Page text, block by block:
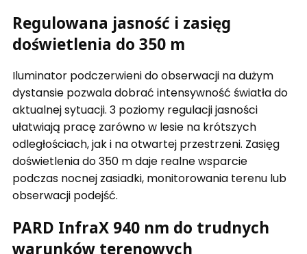
Regulowana jasność i zasięg
doświetlenia do 350 m
Iluminator podczerwieni do obserwacji na dużym
dystansie pozwala dobrać intensywność światła do
aktualnej sytuacji. 3 poziomy regulacji jasności
ułatwiają pracę zarówno w lesie na krótszych
odległościach, jak i na otwartej przestrzeni. Zasięg
doświetlenia do 350 m daje realne wsparcie
podczas nocnej zasiadki, monitorowania terenu lub
obserwacji podejść.
PARD InfraX 940 nm do trudnych
warunków terenowych